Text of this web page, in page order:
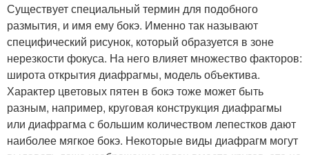
Существует специальный термин для подобного
размытия, и имя ему бокэ. Именно так называют
специфический рисунок, который образуется в зоне
нерезкости фокуса. На него влияет множество факторов:
широта открытия диафрагмы, модель объектива.
Характер цветовых пятен в бокэ тоже может быть
разным, например, круговая конструкция диафрагмы
или диафрагма с большим количеством лепестков дают
наиболее мягкое бокэ. Некоторые виды диафрагм могут